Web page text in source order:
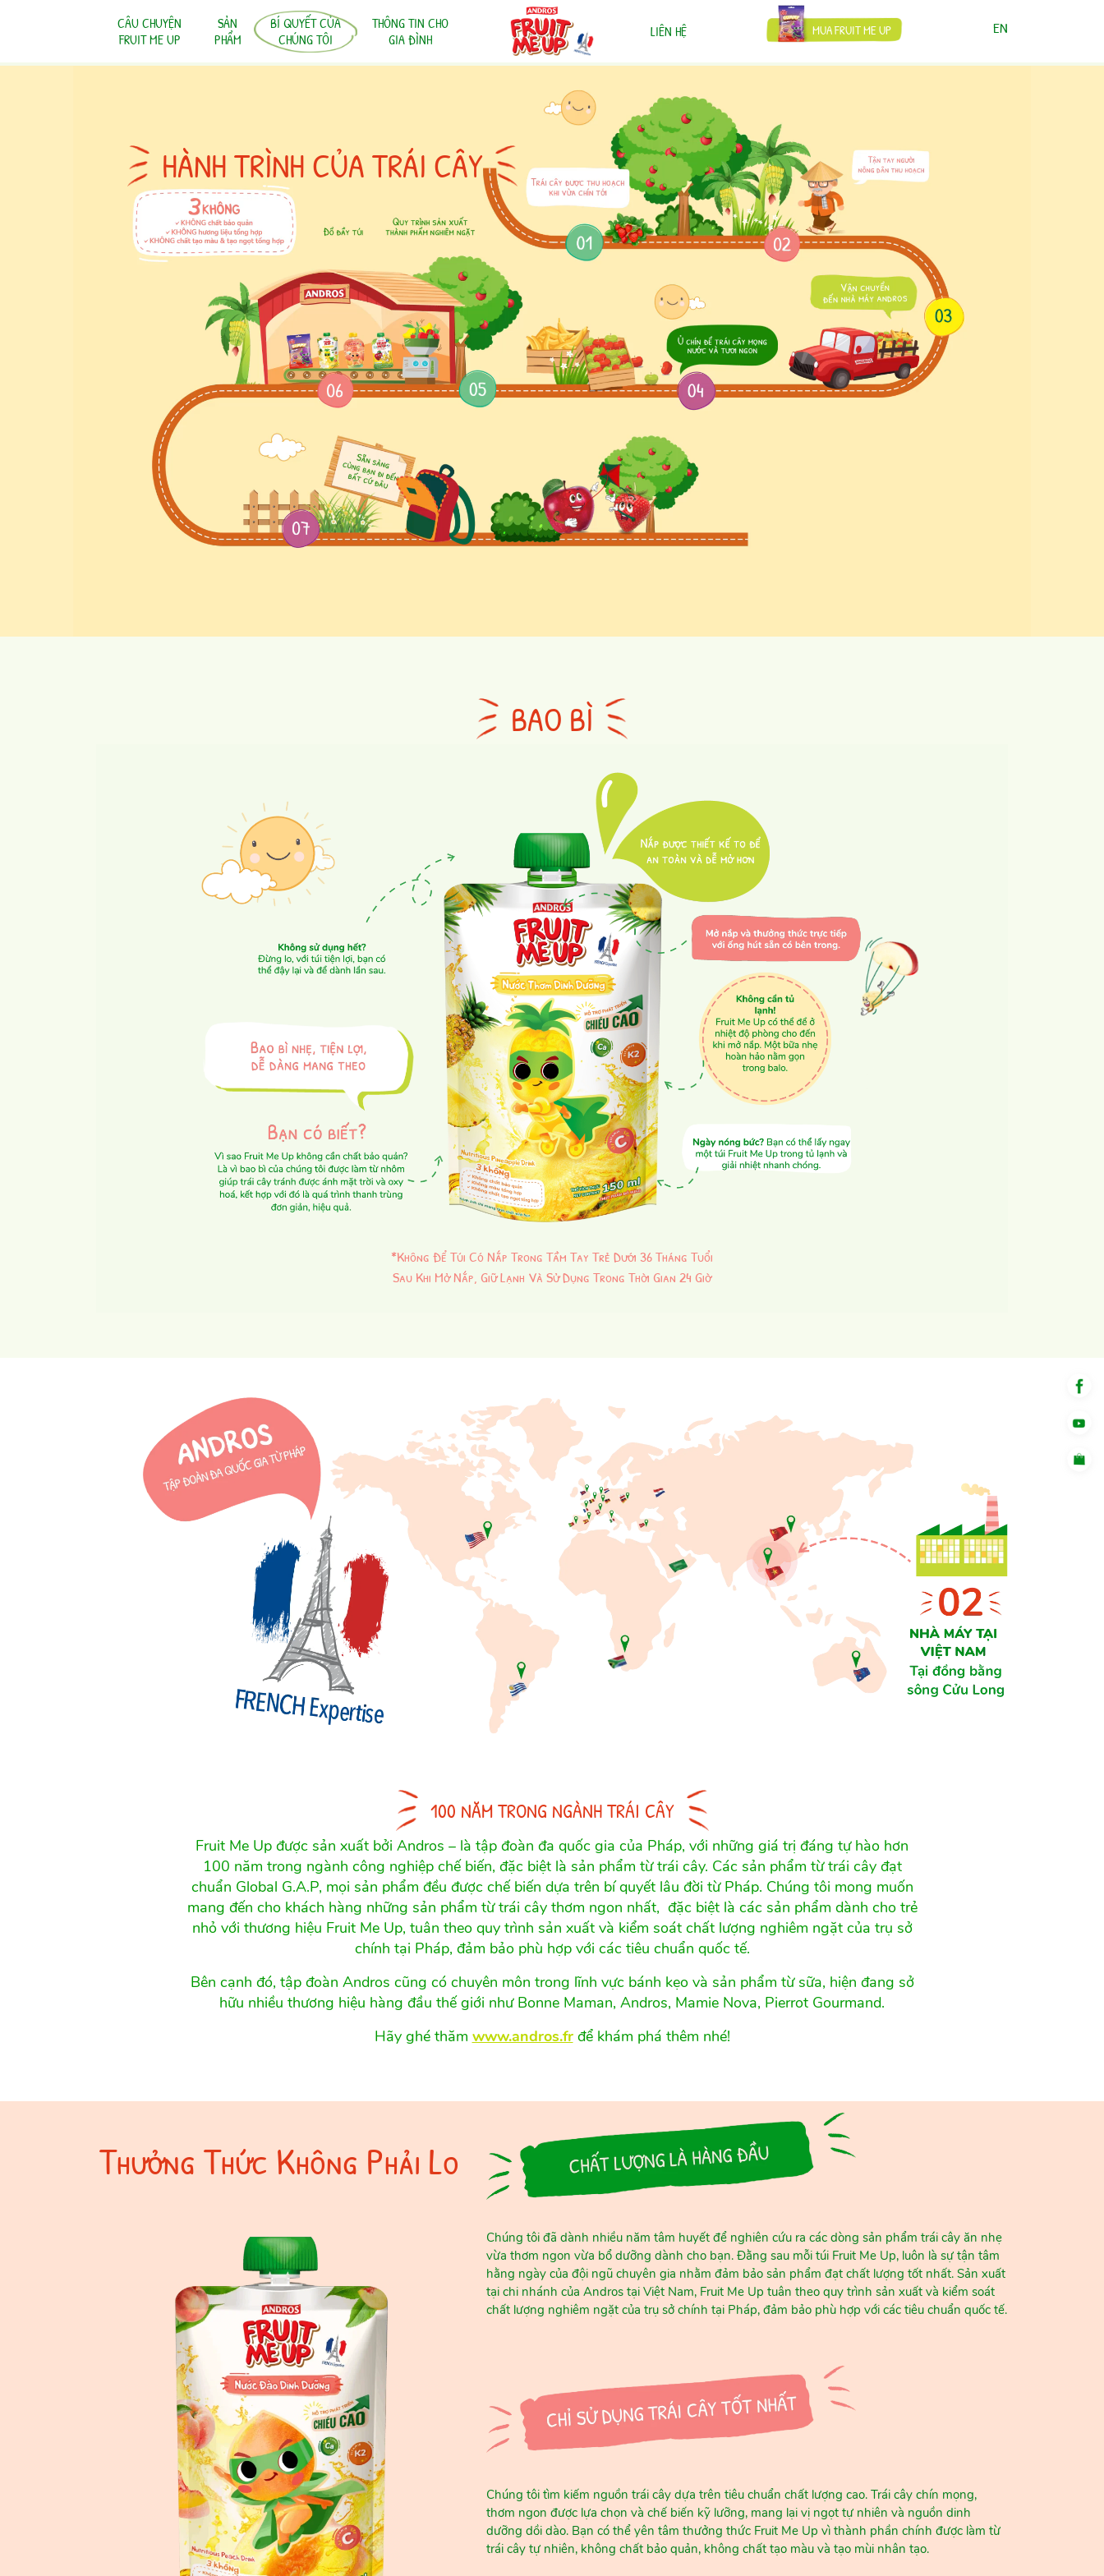
CÂU CHUYỆN
FRUIT ME UP
SẢN
PHẨM
BÍ QUYẾT CỦA
CHÚNG TÔI
THÔNG TIN CHO
GIA ĐÌNH
LIÊN HỆ MUA FRUIT ME UP EN
HÀNH TRÌNH CỦA TRÁI CÂY
BAO BÌ
*Không Để Túi Có Nắp Trong Tầm Tay Trẻ Dưới 36 Tháng Tuổi
Sau Khi Mở Nắp, Giữ Lạnh Và Sử Dụng Trong Thời Gian 24 Giờ
100 NĂM TRONG NGÀNH TRÁI CÂY
Fruit Me Up được sản xuất bởi Andros – là tập đoàn đa quốc gia của Pháp, với những giá trị đáng tự hào hơn
100 năm trong ngành công nghiệp chế biến, đặc biệt là sản phẩm từ trái cây. Các sản phẩm từ trái cây đạt
chuẩn Global G.A.P, mọi sản phẩm đều được chế biến dựa trên bí quyết lâu đời từ Pháp. Chúng tôi mong muốn
mang đến cho khách hàng những sản phẩm từ trái cây thơm ngon nhất, đặc biệt là các sản phẩm dành cho trẻ
nhỏ với thương hiệu Fruit Me Up, tuân theo quy trình sản xuất và kiểm soát chất lượng nghiêm ngặt của trụ sở
chính tại Pháp, đảm bảo phù hợp với các tiêu chuẩn quốc tế.
Bên cạnh đó, tập đoàn Andros cũng có chuyên môn trong lĩnh vực bánh kẹo và sản phẩm từ sữa, hiện đang sở
hữu nhiều thương hiệu hàng đầu thế giới như Bonne Maman, Andros, Mamie Nova, Pierrot Gourmand.
Hãy ghé thăm www.andros.frđể khám phá thêm nhé!
Thưởng Thức Không Phải Lo
Chúng tôi đã dành nhiều năm tâm huyết để nghiên cứu ra các dòng sản phẩm trái cây ăn nhẹ
vừa thơm ngon vừa bổ dưỡng dành cho bạn. Đằng sau mỗi túi Fruit Me Up, luôn là sự tận tâm
hằng ngày của đội ngũ chuyên gia nhằm đảm bảo sản phẩm đạt chất lượng tốt nhất. Sản xuất
tại chi nhánh của Andros tại Việt Nam, Fruit Me Up tuân theo quy trình sản xuất và kiểm soát
chất lượng nghiêm ngặt của trụ sở chính tại Pháp, đảm bảo phù hợp với các tiêu chuẩn quốc tế.
Chúng tôi tìm kiếm nguồn trái cây dựa trên tiêu chuẩn chất lượng cao. Trái cây chín mọng,
thơm ngon được lựa chọn và chế biến kỹ lưỡng, mang lại vị ngọt tự nhiên và nguồn dinh
dưỡng dồi dào. Bạn có thể yên tâm thưởng thức Fruit Me Up vì thành phần chính được làm từ
trái cây tự nhiên, không chất bảo quản, không chất tạo màu và tạo mùi nhân tạo.